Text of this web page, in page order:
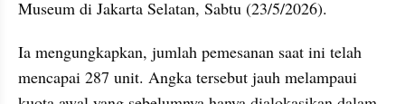
Museum di Jakarta Selatan, Sabtu (23/5/2026).
Ia mengungkapkan, jumlah pemesanan saat ini telah
mencapai 287 unit. Angka tersebut jauh melampaui